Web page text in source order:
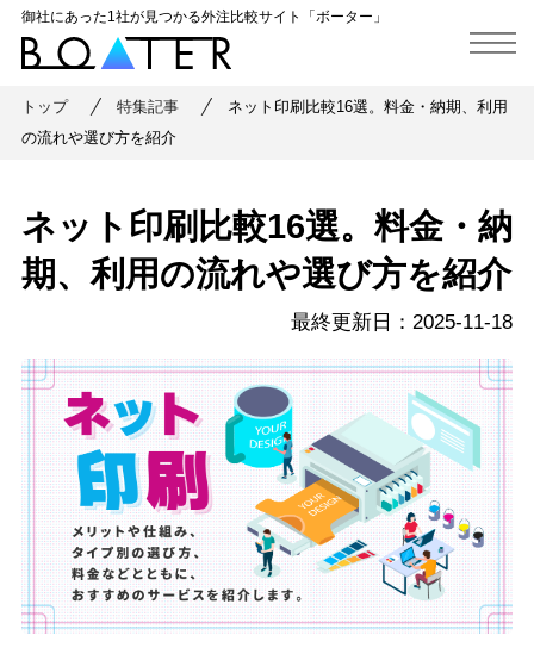
御社にあった1社が見つかる外注比較サイト「ボーター」
トップ 特集記事
ネット印刷比較16選。料金・納期、利用
の流れや選び方を紹介
ネット印刷比較16選。料金・納
期、利用の流れや選び方を紹介
最終更新⽇：2025-11-18